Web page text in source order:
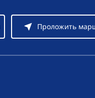
Проложить